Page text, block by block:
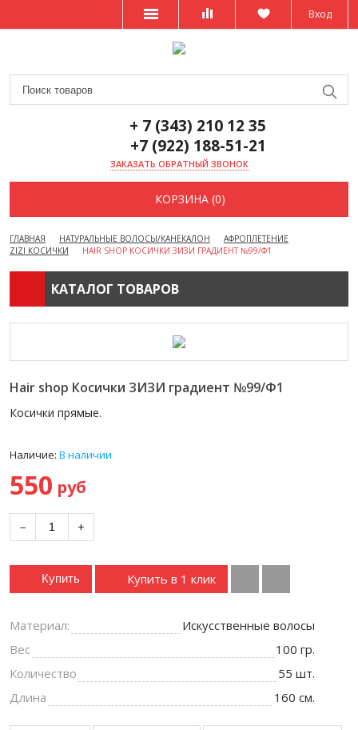
Вход
+ 7 (343) 210 12 35
+7 (922) 188-51-21
ЗАКАЗАТЬ ОБРАТНЫЙ ЗВОНОК
КОРЗИНА (0)
ГЛАВНАЯ НАТУРАЛЬНЫЕ ВОЛОСЫ/КАНЕКАЛОН
АФРОПЛЕТЕНИЕ
ZIZI КОСИЧКИ
HAIR SHOP КОСИЧКИ ЗИЗИ ГРАДИЕНТ №99/Ф1
КАТАЛОГ ТОВАРОВ
Hair shop Косички ЗИЗИ градиент №99/Ф1
Косички прямые.
Наличие: В наличии
550 руб
− +
Купить Купить в 1 клик
Материал:
Искусственные волосы
Вес
100 гр.
Количество
55 шт.
Длина
160 см.